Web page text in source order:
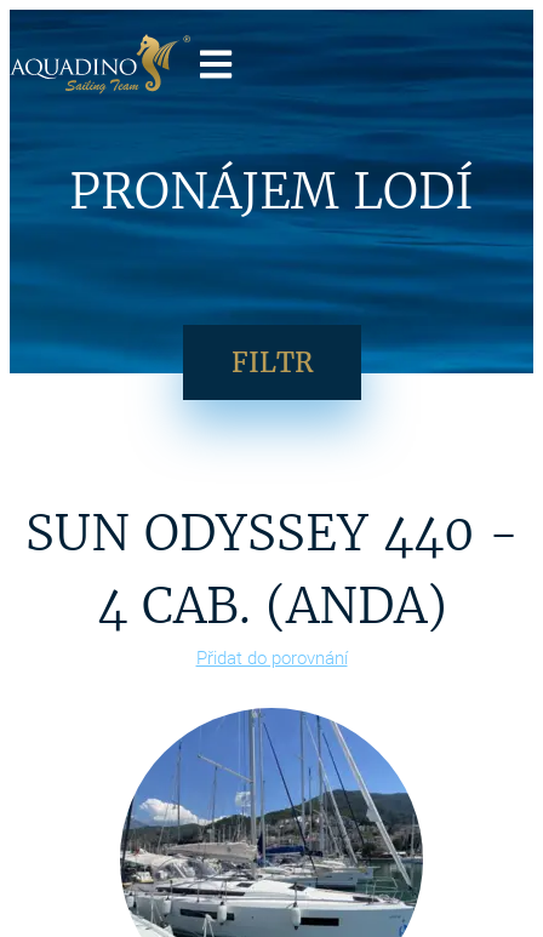
PRONÁJEM LODÍ
FILTR
SUN ODYSSEY 440 -
4 CAB. (ANDA)
Přidat do porovnání